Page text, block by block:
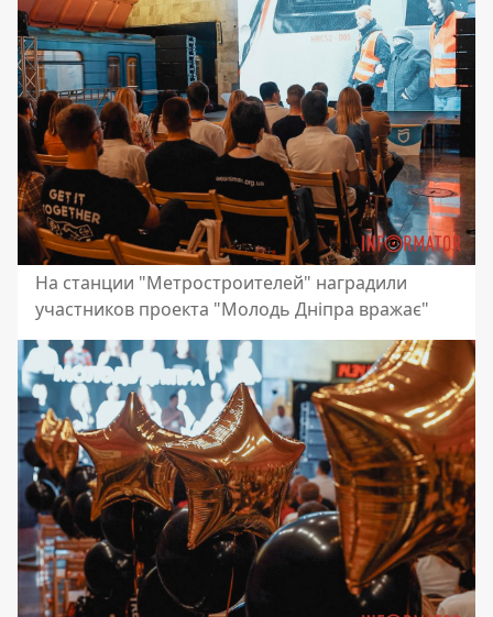
На станции "Метростроителей" наградили
участников проекта "Молодь Дніпра вражає"